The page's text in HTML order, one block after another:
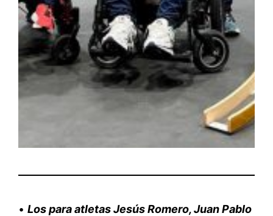
•Los para atletas Jesús Romero, Juan Pablo